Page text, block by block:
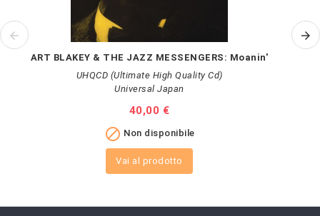
ART BLAKEY & THE JAZZ MESSENGERS: Moanin'
UHQCD (Ultimate High Quality Cd)
Universal Japan
Prezzo
40,00 €
 Non disponibile
Vai al prodotto